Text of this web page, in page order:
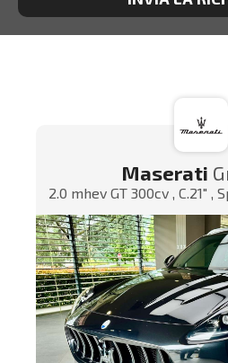
Maserati
2.0 mhev GT 300cv , C.21" ,